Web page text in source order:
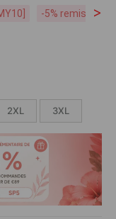
-5% remise dès
>
2XL 3XL